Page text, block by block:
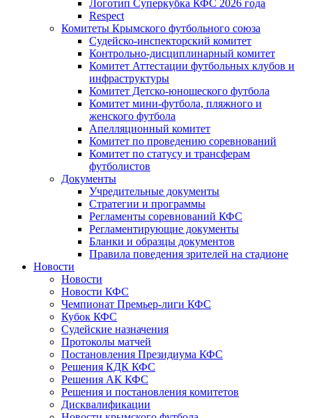
Логотип Суперкубка КФС 2026 года
Respect
Комитеты Крымского футбольного союза
Судейско-инспекторский комитет
Контрольно-дисциплинарный комитет
Комитет Аттестации футбольных клубов и
инфраструктуры
Комитет Детско-юношеского футбола
Комитет мини-футбола, пляжного и
женского футбола
Апелляционный комитет
Комитет по проведению соревнований
Комитет по статусу и трансферам
футболистов
Документы
Учредительные документы
Стратегии и программы
Регламенты соревнований КФС
Регламентирующие документы
Бланки и образцы документов
Правила поведения зрителей на стадионе
Новости
Новости
Новости КФС
Чемпионат Премьер-лиги КФС
Кубок КФС
Судейские назначения
Протоколы матчей
Постановления Президиума КФС
Решения КДК КФС
Решения АК КФС
Решения и постановления комитетов
Дисквалификации